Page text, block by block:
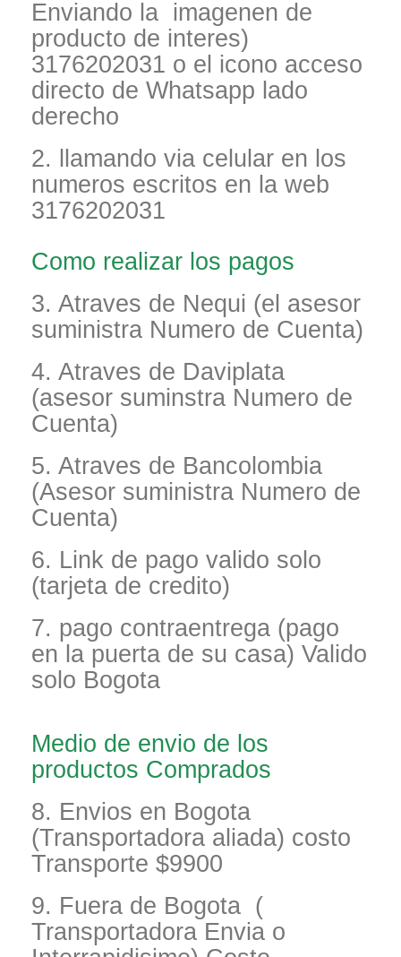
Enviando la imagenen de
producto de interes)
3176202031 o el icono acceso
directo de Whatsapp lado
derecho
2. llamando via celular en los
numeros escritos en la web
3176202031
Como realizar los pagos
3. Atraves de Nequi (el asesor
suministra Numero de Cuenta)
4. Atraves de Daviplata
(asesor suminstra Numero de
Cuenta)
5. Atraves de Bancolombia
(Asesor suministra Numero de
Cuenta)
6. Link de pago valido solo
(tarjeta de credito)
7. pago contraentrega (pago
en la puerta de su casa) Valido
solo Bogota
Medio de envio de los
productos Comprados
8. Envios en Bogota
(Transportadora aliada) costo
Transporte $9900
9. Fuera de Bogota (
Transportadora Envia o